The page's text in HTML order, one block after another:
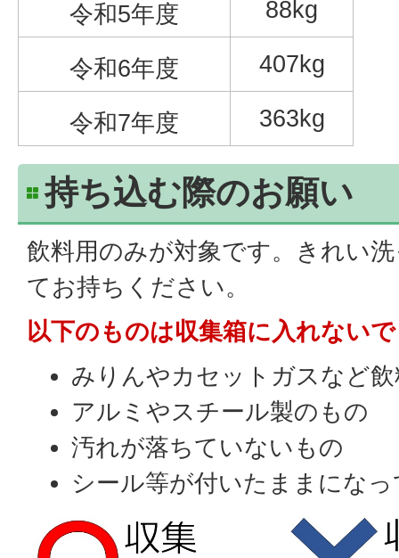
令和5年度
88kg
令和6年度 407kg
令和7年度 363kg
持ち込む際のお願い
飲料用のみが対象です。きれい
てお持ちください。
以下のものは収集箱に入れない
みりんやカセットガスなど
アルミやスチール製のもの
汚れが落ちていないもの
シール等が付いたままにな